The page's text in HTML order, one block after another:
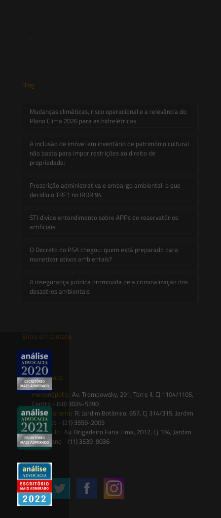
Blog
Mudanças climáticas, risco operacional e a relevância do
Plano Clima 2026 para as hidrelétricas
A inclusão de imóvel em inventário de patrimônio cultural
não basta para impor restrições ao direito de
propriedade:
Prescrição administrativa e embargo ambiental: o que
decidiu o TRF1 no IRDR 94
STJ divide entendimento sobre APPs de reservatórios
artificiais
O Decreto do PSA chegou: quem está preparado para
monetizar ativos ambientais?
A insegurança jurídica promovida pela criminalização dos
desastres ambientais
Entre em contato
contato@saesadvogados.com.br
Onde estamos
Florianópolis: Av. Trompowsky, 291, Torre II, Cj 1104/1105,
Centro - (48) 3024-5590
Rio de Janeiro: R. Jardim Botânico, 657, Cj 314/315, Jardim
Botânico - (21) 3559-2005
São Paulo: Av. Brigadeiro Faria Lima, 2012, Cj 104, Jardim
Paulistano - (11) 3539-9036
Siga-nos